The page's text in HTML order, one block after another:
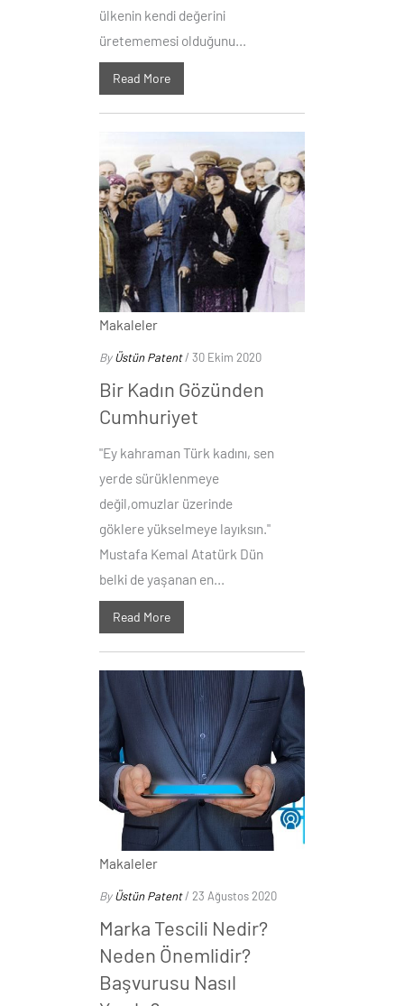
ülkenin kendi değerini
üretememesi olduğunu...
Read More
Makaleler
ByÜstün Patent/ 30 Ekim 2020
Bir Kadın Gözünden
Cumhuriyet
"Ey kahraman Türk kadını, sen
yerde sürüklenmeye
değil,omuzlar üzerinde
göklere yükselmeye layıksın."
Mustafa Kemal Atatürk Dün
belki de yaşanan en...
Read More
Makaleler
ByÜstün Patent/ 23 Ağustos 2020
Marka Tescili Nedir?
Neden Önemlidir?
Başvurusu Nasıl